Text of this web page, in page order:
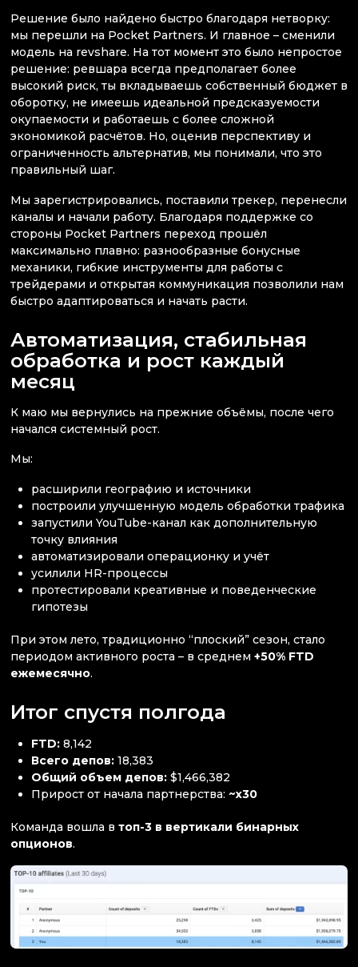
Решение было найдено быстро благодаря нетворку:
мы перешли на Pocket Partners. И главное – сменили
модель на revshare. На тот момент это было непростое
решение: ревшара всегда предполагает более
высокий риск, ты вкладываешь собственный бюджет в
оборотку, не имеешь идеальной предсказуемости
окупаемости и работаешь с более сложной
экономикой расчётов. Но, оценив перспективу и
ограниченность альтернатив, мы понимали, что это
правильный шаг.
Мы зарегистрировались, поставили трекер, перенесли
каналы и начали работу. Благодаря поддержке со
стороны Pocket Partners переход прошёл
максимально плавно: разнообразные бонусные
механики, гибкие инструменты для работы с
трейдерами и открытая коммуникация позволили нам
быстро адаптироваться и начать расти.
Автоматизация, стабильная
обработка и рост каждый
месяц
К маю мы вернулись на прежние объёмы, после чего
начался системный рост.
Мы:
расширили географию и источники
построили улучшенную модель обработки трафика
запустили YouTube-канал как дополнительную
точку влияния
автоматизировали операционку и учёт
усилили HR-процессы
протестировали креативные и поведенческие
гипотезы
При этом лето, традиционно “плоский” сезон, стало
периодом активного роста – в среднем +50% FTD
ежемесячно.
Итог спустя полгода
FTD: 8,142
Всего депов: 18,383
Общий объем депов: $1,466,382
Прирост от начала партнерства: ~x30
Команда вошла в топ-3 в вертикали бинарных
опционов.